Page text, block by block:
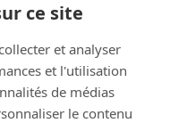
ce site
et analyser
et l'utilisation
de médias
le contenu